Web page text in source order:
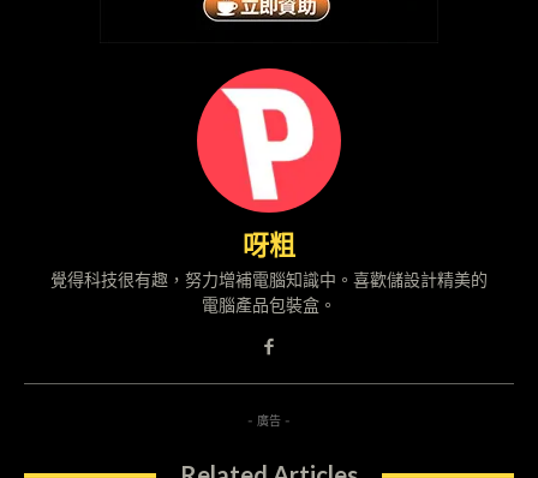
呀粗
覺得科技很有趣，努力增補電腦知識中。喜歡儲設計精美的
電腦產品包裝盒。
- 廣告 -